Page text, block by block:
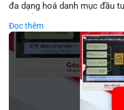
đa dạng hoá danh mục đầu
sản và mức độ tiếp xúc với
🎥 Xem video trực tiếp tại:
Nguồn: Tài chính & Kinh
Đọc thêm